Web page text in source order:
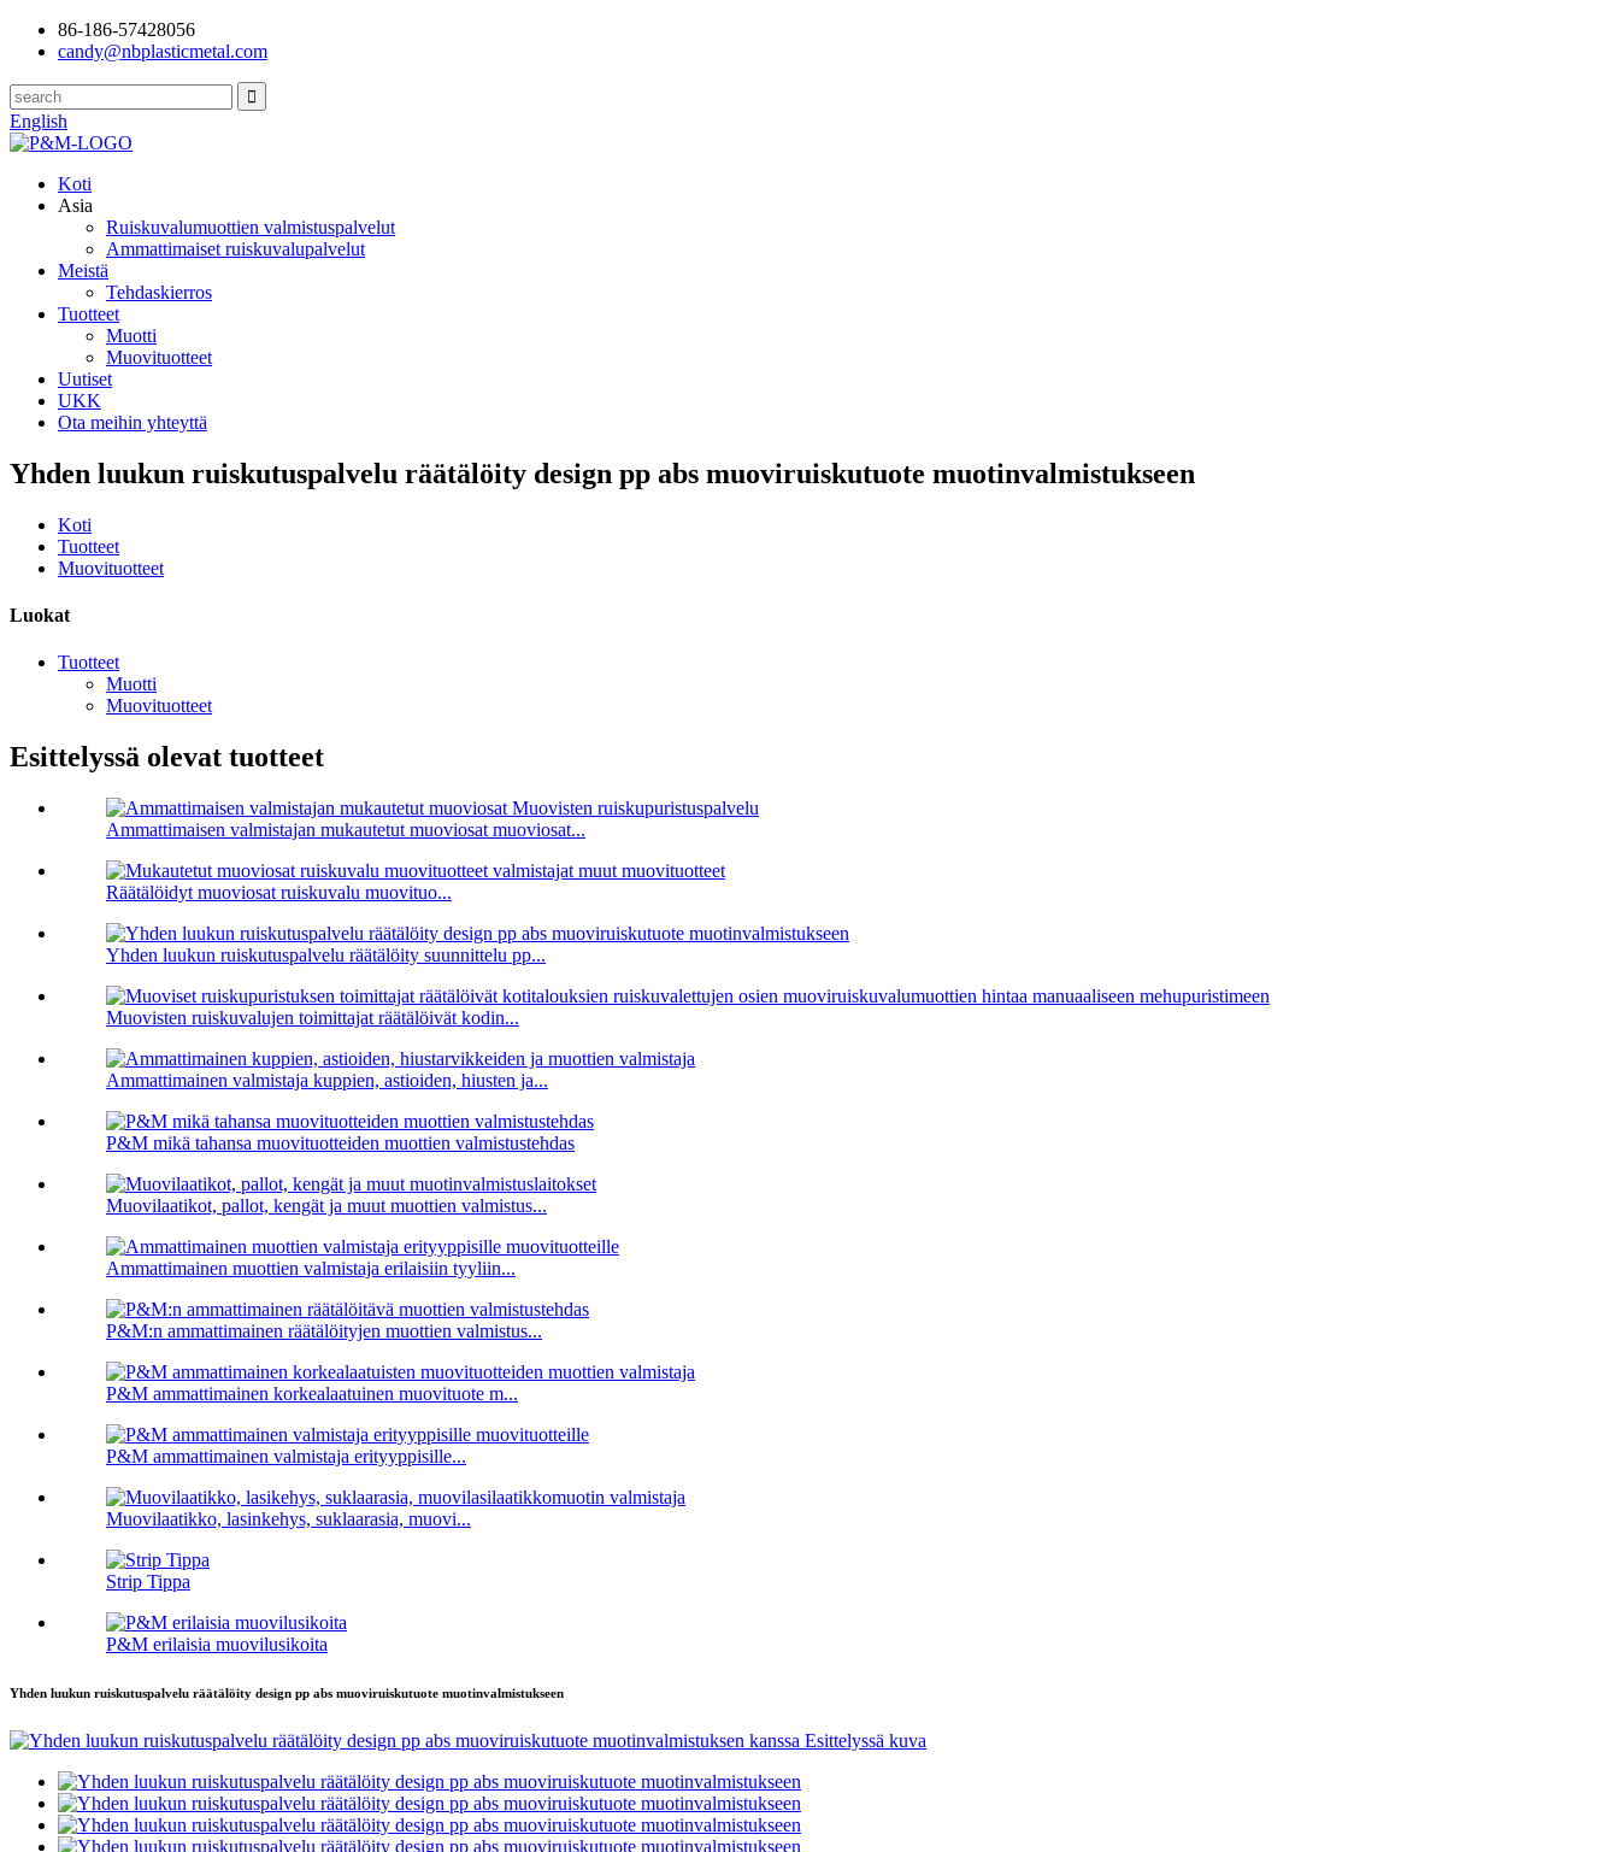
86-186-57428056
candy@nbplasticmetal.com
English
Koti
Asia
Ruiskuvalumuottien valmistuspalvelut
Ammattimaiset ruiskuvalupalvelut
Meistä
Tehdaskierros
Tuotteet
Muotti
Muovituotteet
Uutiset
UKK
Ota meihin yhteyttä
Yhden luukun ruiskutuspalvelu räätälöity design pp abs muoviruiskutuote muotinvalmistukseen
Koti
Tuotteet
Muovituotteet
Luokat
Tuotteet
Muotti
Muovituotteet
Esittelyssä olevat tuotteet
Ammattimaisen valmistajan mukautetut muoviosat muoviosat...
Räätälöidyt muoviosat ruiskuvalu muovituo...
Yhden luukun ruiskutuspalvelu räätälöity suunnittelu pp...
Muovisten ruiskuvalujen toimittajat räätälöivät kodin...
Ammattimainen valmistaja kuppien, astioiden, hiusten ja...
P&M mikä tahansa muovituotteiden muottien valmistustehdas
Muovilaatikot, pallot, kengät ja muut muottien valmistus...
Ammattimainen muottien valmistaja erilaisiin tyyliin...
P&M:n ammattimainen räätälöityjen muottien valmistus...
P&M ammattimainen korkealaatuinen muovituote m...
P&M ammattimainen valmistaja erityyppisille...
Muovilaatikko, lasinkehys, suklaarasia, muovi...
Strip Tippa
P&M erilaisia ​​muovilusikoita
Yhden luukun ruiskutuspalvelu räätälöity design pp abs muoviruiskutuote muotinvalmistukseen